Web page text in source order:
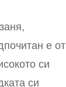
е от
си
си